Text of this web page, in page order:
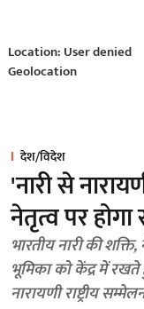
Location: User denied
Geolocation
देश/विदेश
'नारी से
नेतृत्व पर होगा
भारतीय नारी की
भूमिका को केंद्र में रखते हुए
नारायणी